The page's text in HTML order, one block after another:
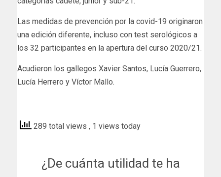
Las medidas de prevención por la covid-19 originaron
una edición diferente, incluso con test serológicos a
los 32 participantes en la apertura del curso 2020/21.
Acudieron los gallegos Xavier Santos, Lucía Guerrero,
Lucía Herrero y Víctor Mallo.
289 total views , 1 views today
¿De cuánta utilidad te ha